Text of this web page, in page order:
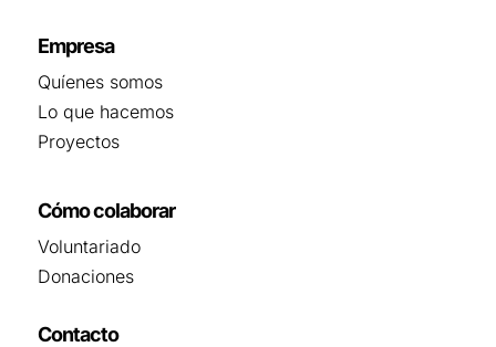
Empresa
Quíenes somos
Lo que hacemos
Proyectos
Cómo colaborar
Voluntariado
Donaciones
Contacto